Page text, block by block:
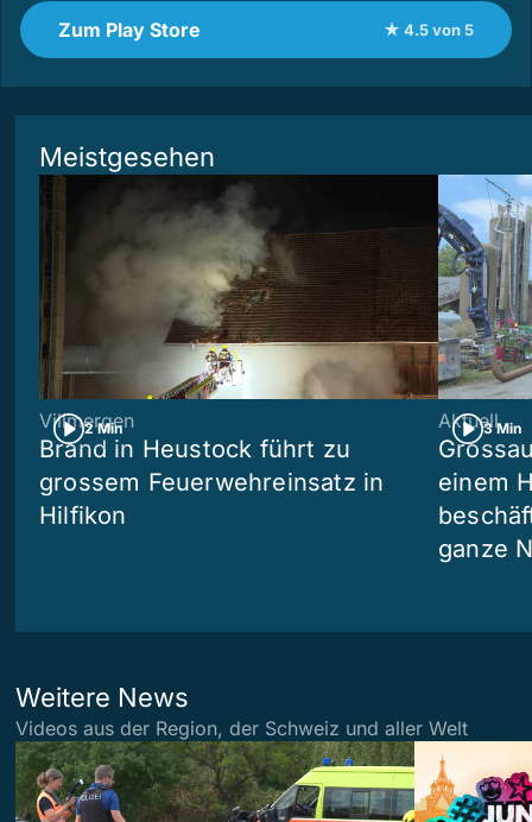
Zum Play Store ★ 4.5 von 5
Meistgesehen
2 Min
Villmergen
Brand in Heustock führt zu
grossem Feuerwehreinsatz in
Hilfikon
3 Min
Aktuell
einem
ganze
Weitere News
Videos aus der Region, der Schweiz und aller Welt